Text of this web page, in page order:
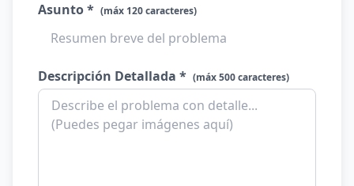
Asunto * (máx 120 caracteres)
Descripción Detallada * (máx 500 caracteres)